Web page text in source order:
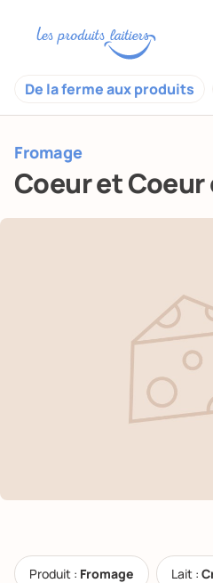
De la ferme aux produits
Fromage
Coeur et
Produit : Fromage Lait :